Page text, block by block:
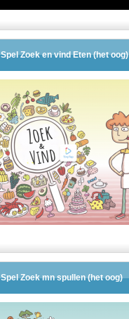
Spel Zoek en vind Eten (het oog)
Spel Zoek mn spullen (het oog)